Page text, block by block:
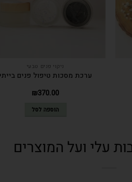
ניקוי פנים טבעי
ערכת מסכות טיפול פנים
₪370.00
הוספה לסל
עלי ועל המוצרים